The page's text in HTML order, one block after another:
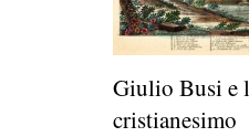
Giulio Busi e
cristianesimo